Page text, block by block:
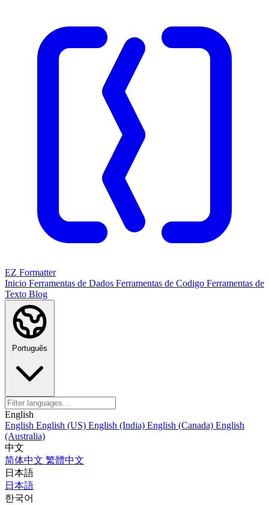
EZ Formatter
Inicio Ferramentas de Dados Ferramentas de Codigo Ferramentas de
Texto Blog
Português
English
English English (US) English (India) English (Canada) English
(Australia)
中文
简体中文 繁體中文
日本語
日本語
한국어